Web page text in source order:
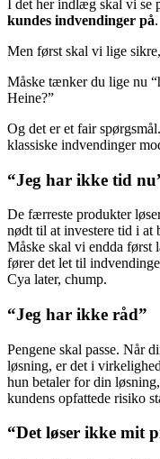
I det her indlæg skal vi se
kundes indvendinger på.
Men først skal vi lige
Måske tænker du lige nu
Heine?”
Og det er et fair
klassiske indvendinger
“Jeg har ikke tid
De færreste produkter
nødt til at investere tid i at
Måske skal vi endda først
fører det let til
Cya later, chump.
“Jeg har ikke råd”
Pengene skal passe. Når
løsning, er det i
hun betaler for din
kundens opfattede risiko
“Det løser ikke mit